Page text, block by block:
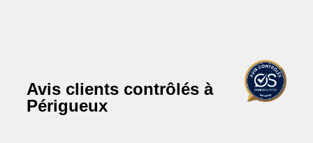
Avis clients contrôlés à
Périgueux